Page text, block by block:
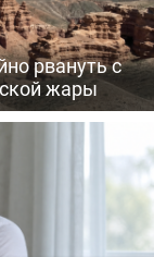
рвануть с
жары